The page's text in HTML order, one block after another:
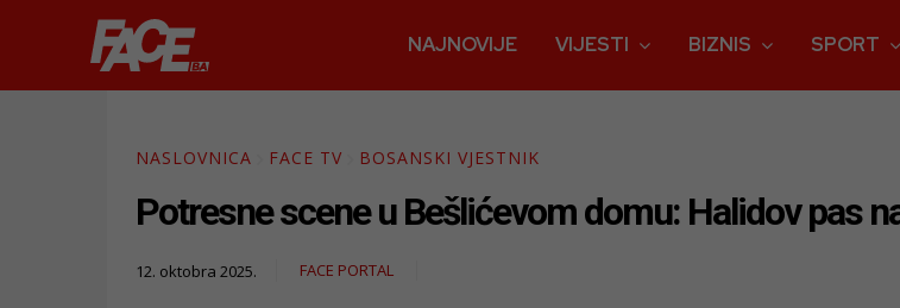
NAJNOVIJE VIJESTI BIZNIS SPORT
NASLOVNICA FACE TV BOSANSKI VJESTNIK
Potresne scene u Bešlićevom domu: Halidov pas
12. oktobra 2025. FACE PORTAL